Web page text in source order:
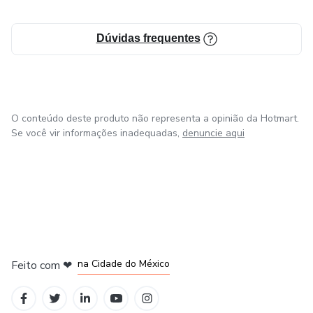
Dúvidas frequentes
O conteúdo deste produto não representa a opinião da Hotmart.
Se você vir informações inadequadas, denuncie aqui
Feito com ❤ na Cidade do México